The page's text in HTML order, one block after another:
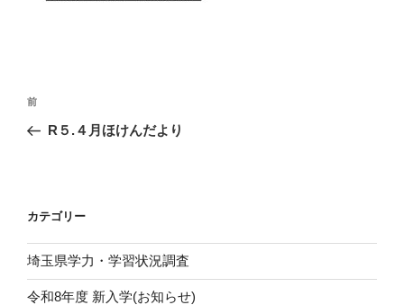
投
ナ
ー
シ
ョ
ン
前
の
前
R５.４月ほけんだより
カテゴリー
埼玉県学力・学習状況調査
令和8年度 新入学(お知らせ)